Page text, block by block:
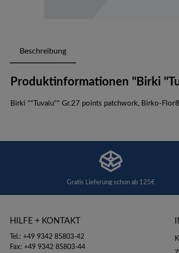
Beschreibung
Produktinformationen "Birki
Birki ""Tuvalu"" Gr.27 points patchwork, Birko-
Gratis Lieferung schon ab 125€
HILFE + KONTAKT
Tel.: +49 9342 85803-42
Fax: +49 9342 85803-44